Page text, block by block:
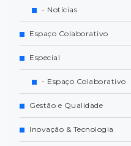
- Notícias
Espaço Colaborativo
Especial
- Espaço Colaborativo
Gestão e Qualidade
Inovação & Tecnologia